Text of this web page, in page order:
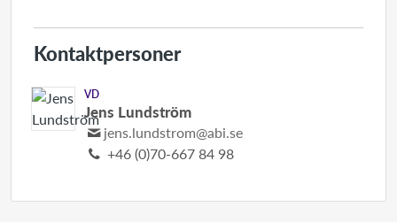
Kontaktpersoner
VD
Jens Lundström
jens.lundstrom@abi.se
+46 (0)70-667 84 98